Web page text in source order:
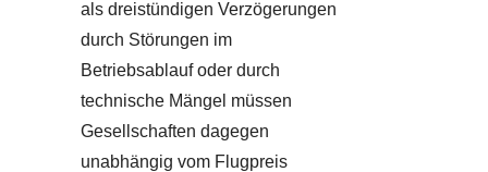
als dreistündigen Verzögerungen
durch Störungen im
Betriebsablauf oder durch
technische Mängel müssen
Gesellschaften dagegen
unabhängig vom Flugpreis